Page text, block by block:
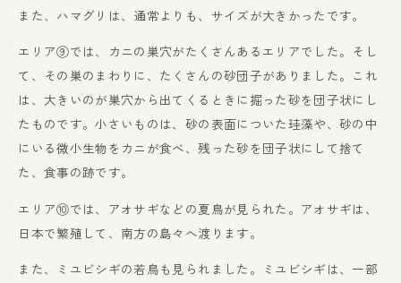
また、ハマグリは、通常よりも、サイズが大きかったです。
エリア⑨では、カニの巣穴がたくさんあるエリアでした。そし
て、その巣のまわりに、たくさんの砂団子がありました。これ
は、大きいのが巣穴から出てくるときに掘った砂を団子状にし
たものです。小さいものは、砂の表面についた珪藻や、砂の中
にいる微小生物をカニが食べ、残った砂を団子状にして捨て
た、食事の跡です。
エリア⑩では、アオサギなどの夏鳥が見られた。アオサギは、
日本で繁殖して、南方の島々へ渡ります。
また、ミユビシギの若鳥も見られました。ミユビシギは、一部